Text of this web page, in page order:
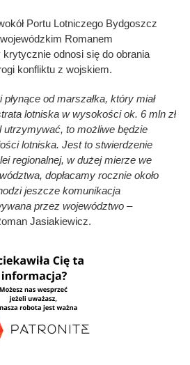
Portu Lotniczego Bydgoszcz
Romanem
odnosi się do obrania
konfliktu z wojskiem.
od marszałka, który miał
lotniska w wysokości ok. 6 mln zł
utrzymywać, to możliwe będzie
lotniska. Jest to stwierdzenie
regionalnej, w dużej mierze we
dopłacamy rocznie około
jeszcze komunikacja
przez województwo –
Jasiakiewicz.